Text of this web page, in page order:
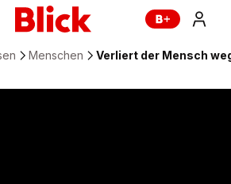
Menschen Verliert der Mensch